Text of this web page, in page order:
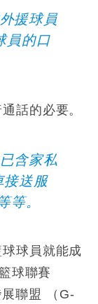
援球員
員的口
話的必要。
含家私
接送服
等。
球員就能成
球聯賽
聯盟 （G-